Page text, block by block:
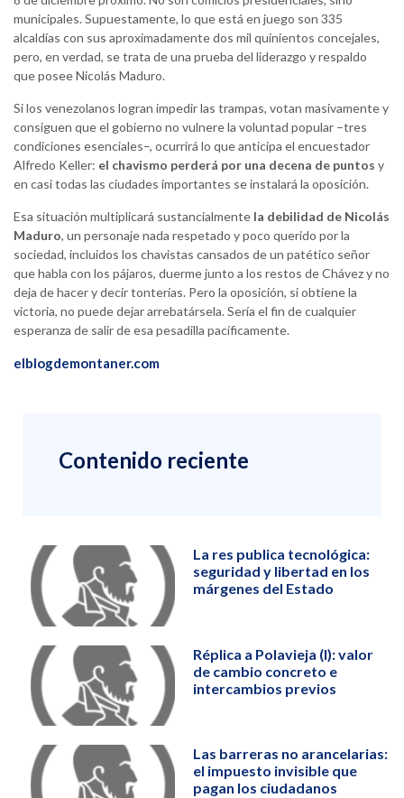
municipales. Supuestamente, lo que está en juego son 335
alcaldías con sus aproximadamente dos mil quinientos concejales,
pero, en verdad, se trata de una prueba del liderazgo y respaldo
que posee Nicolás Maduro.
Si los venezolanos logran impedir las trampas, votan masivamente y
consiguen que el gobierno no vulnere la voluntad popular –tres
condiciones esenciales–, ocurrirá lo que anticipa el encuestador
Alfredo Keller: el chavismo perderá por una decena de puntos y
en casi todas las ciudades importantes se instalará la oposición.
Esa situación multiplicará sustancialmente la debilidad de Nicolás
Maduro, un personaje nada respetado y poco querido por la
sociedad, incluidos los chavistas cansados de un patético señor
que habla con los pájaros, duerme junto a los restos de Chávez y no
deja de hacer y decir tonterías. Pero la oposición, si obtiene la
victoria, no puede dejar arrebatársela. Sería el fin de cualquier
esperanza de salir de esa pesadilla pacíficamente.
elblogdemontaner.com
Contenido reciente
La res publica tecnológica:
seguridad y libertad en los
márgenes del Estado
Réplica a Polavieja (I): valor
de cambio concreto e
intercambios previos
Las barreras no arancelarias:
el impuesto invisible que
pagan los ciudadanos